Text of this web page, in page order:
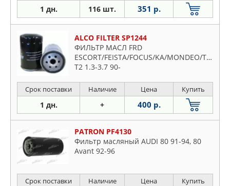
1 дн. 116 шт. 351 р.
ALCO FILTER SP1244
ФИЛЬТР МАСЛ FRD
ESCORT/FEISTA/FOCUS/KA/MONDEO/
T2 1.3-3.7 90-
Срок поставки Наличие Цена Купить
1 дн. + 400 р.
PATRON PF4130
Фильтр масляный AUDI 80 91-94, 80
Avant 92-96
Срок поставки Наличие Цена Купить